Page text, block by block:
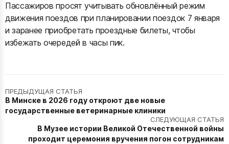
Пассажиров просят учитывать обновлённый режим
движения поездов при планировании поездок 7 января
и заранее приобретать проездные билеты, чтобы
избежать очередей в часы пик.
ПРЕДЫДУЩАЯ СТАТЬЯ
В Минске в 2026 году откроют две новые
государственные ветеринарные клиники
СЛЕДУЮЩАЯ СТАТЬЯ
В Музее истории Великой Отечественной войны
проходит церемония вручения погон сотрудникам